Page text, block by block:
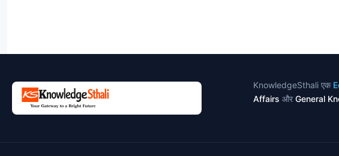
KnowledgeSthali एक
Affairs और General